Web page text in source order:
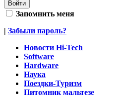
Запомнить меня
| Забыли пароль?
Новости Hi-Tech
Software
Hardware
Наука
Поездки-Туризм
Питомник мальтезе